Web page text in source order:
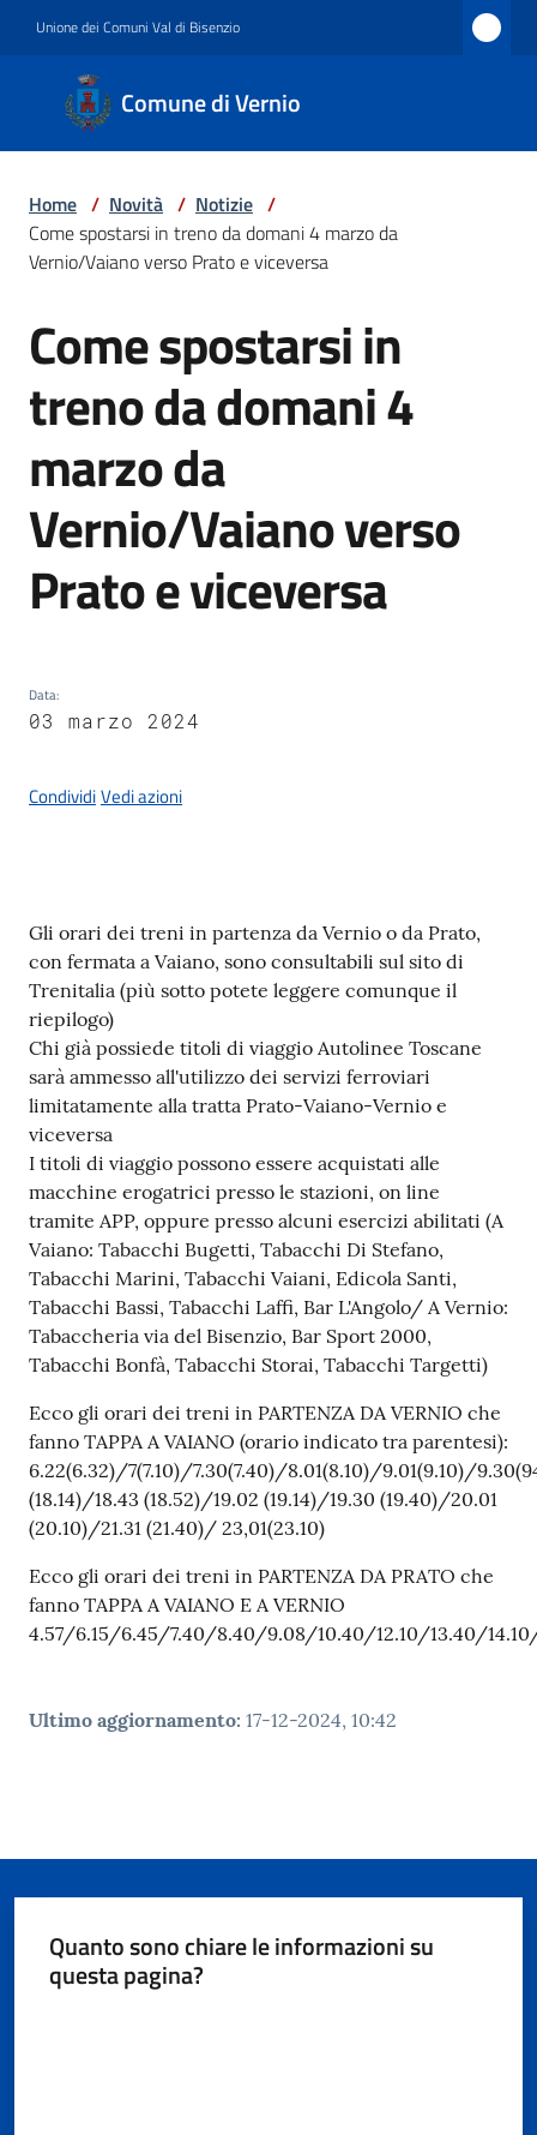
Unione dei Comuni Val di Bisenzio
Comune di Vernio
Comune
di
Vernio
Amministrazione
Novità
Documenti
e
dati
Home / Novità / Notizie /
Come spostarsi in treno da domani 4 marzo da
Vernio/Vaiano verso Prato e viceversa
Salta al contenuto
Come spostarsi in
treno da domani 4
marzo da
Vernio/Vaiano verso
Prato e viceversa
Data:
03 marzo 2024
CondividiVedi azioni
Contenuto
Gli orari dei treni in partenza da Vernio o da Prato,
con fermata a Vaiano, sono consultabili sul sito di
Trenitalia (più sotto potete leggere comunque il
riepilogo)
Chi già possiede titoli di viaggio Autolinee Toscane
sarà ammesso all'utilizzo dei servizi ferroviari
limitatamente alla tratta Prato-Vaiano-Vernio e
viceversa
I titoli di viaggio possono essere acquistati alle
macchine erogatrici presso le stazioni, on line
tramite APP, oppure presso alcuni esercizi abilitati (A
Vaiano: Tabacchi Bugetti, Tabacchi Di Stefano,
Tabacchi Marini, Tabacchi Vaiani, Edicola Santi,
Tabacchi Bassi, Tabacchi Laffi, Bar L'Angolo/ A Vernio:
Tabaccheria via del Bisenzio, Bar Sport 2000,
Tabacchi Bonfà, Tabacchi Storai, Tabacchi Targetti)
Ecco gli orari dei treni in PARTENZA DA VERNIO che
fanno TAPPA A VAIANO (orario indicato tra parentesi):
6.22(6.32)/7(7.10)/7.30(7.40)/8.01(8.10)/9.01(9.10)/
(18.14)/18.43 (18.52)/19.02 (19.14)/19.30 (19.40)/20.01
(20.10)/21.31 (21.40)/ 23,01(23.10)
Ecco gli orari dei treni in PARTENZA DA PRATO che
fanno TAPPA A VAIANO E A VERNIO
4.57/6.15/6.45/7.40/8.40/9.08/10.40/12.10/13.40/
Ultimo aggiornamento: 17-12-2024, 10:42
Quanto sono chiare le informazioni su
questa pagina?